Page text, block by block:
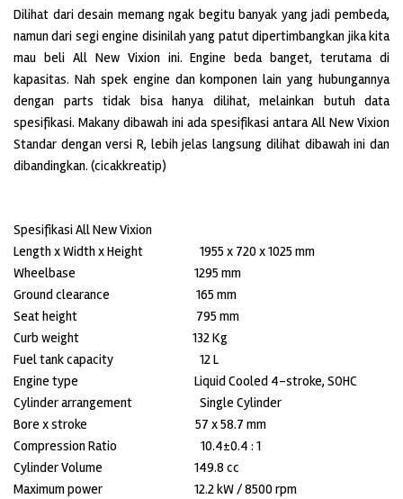
Dilihat dari desain memang ngak begitu banyak yang jadi pembeda,
namun dari segi engine disinilah yang patut dipertimbangkan jika kita
mau beli All New Vixion ini. Engine beda banget, terutama di
kapasitas. Nah spek engine dan komponen lain yang hubungannya
dengan parts tidak bisa hanya dilihat, melainkan butuh data
spesifikasi. Makany dibawah ini ada spesifikasi antara All New Vixion
Standar dengan versi R, lebih jelas langsung dilihat dibawah ini dan
dibandingkan. (cicakkreatip)
Spesifikasi All New Vixion
Length x Width x Height 1955 x 720 x 1025 mm
Wheelbase 1295 mm
Ground clearance 165 mm
Seat height 795 mm
Curb weight 132 Kg
Fuel tank capacity 12 L
Engine type Liquid Cooled 4-stroke, SOHC
Cylinder arrangement Single Cylinder
Bore x stroke 57 x 58.7 mm
Compression Ratio 10.4±0.4 : 1
Cylinder Volume 149.8 cc
Maximum power 12.2 kW / 8500 rpm